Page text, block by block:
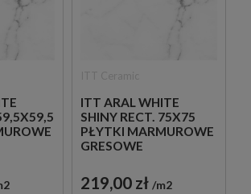
ITT ARAL WHITE
SHINY RECT. 75X75
PŁYTKI MARMUROWE
GRESOWE
219,00 zł m2